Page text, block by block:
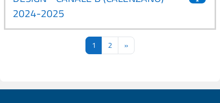
2024-2025
1 Pagina 1
2Pagina 2
»Pagina successiva